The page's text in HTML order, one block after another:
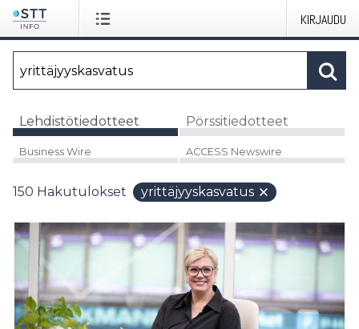
KIRJAUDU
Lehdistötiedotteet Pörssitiedotteet
Business Wire ACCESS Newswire
150 Hakutulokset yrittäjyyskasvatus